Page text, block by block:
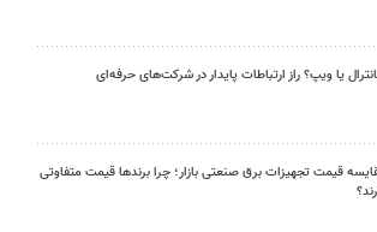
یا ویپ؟ راز ارتباطات پایدار در شرکت‌های حرفه‌ای
قیمت تجهیزات برق صنعتی بازار؛ چرا برندها قیمت متفاوتی